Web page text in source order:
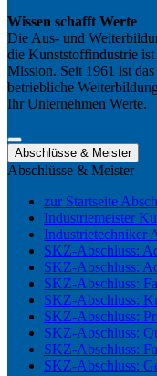
Wissen schafft Werte
Die Aus- und
die Kunststoffindustrie
Mission. Seit 1961 ist
betriebliche
Ihr Unternehmen Werte.
Abschlüsse & Meister
Abschlüsse & Meister
zur Startseite
Industriemeister
Industrietechniker
SKZ-Abschluss:
SKZ-Abschluss:
SKZ-Abschluss:
SKZ-Abschluss:
SKZ-Abschluss:
SKZ-Abschluss:
SKZ-Abschluss:
SKZ-Abschluss: